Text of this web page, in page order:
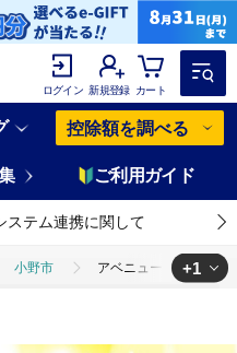
ログイン 新規登録 カート
控除額を調べる
ご利用ガイド
ステム連携に関して
小野市 アベニュー・ド・ラペ
+1